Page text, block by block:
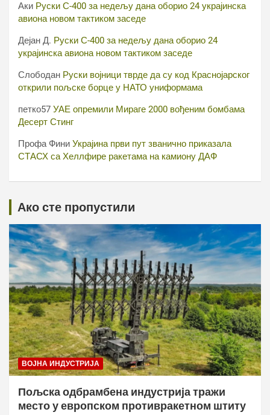
Аки Руски С-400 за недељу дана оборио 24 украјинска
авиона новом тактиком заседе
Дејан Д. Руски С-400 за недељу дана оборио 24
украјинска авиона новом тактиком заседе
Слободан Руски војници тврде да су код Краснојарског
открили пољске борце у НАТО униформама
петко57 УАЕ опремили Мираге 2000 вођеним бомбама
Десерт Стинг
Профа Фини Украјина први пут званично приказала
СТАСХ са Хеллфире ракетама на камиону ДАФ
Ако сте пропустили
ВОЈНА ИНДУСТРИЈА
Пољска одбрамбена индустрија тражи
место у европском противракетном штиту